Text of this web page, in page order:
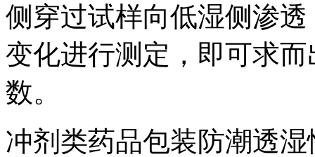
侧穿过试样向低湿侧渗
变化进行测定，即可求
数。
冲剂类药品包装防潮透